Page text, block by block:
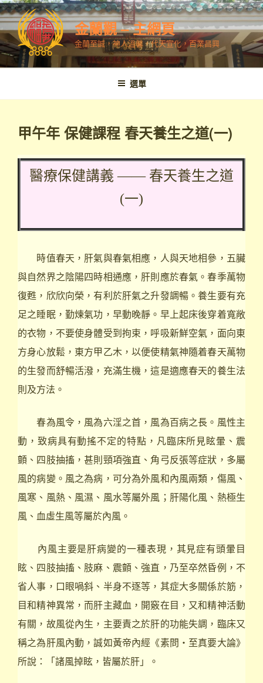
跳
至
內
容
金蘭觀 – 主網頁
金蘭至誠，神人溫馨，代天宣化，百業昌興
選單
甲午年 保健課程 春天養生之道(一)
醫療保健講義 —— 春天養生之道
(一)
時值春天，肝氣與春氣相應，人與天地相參，五臟
與自然界之陰陽四時相通應，肝則應於春氣。春季萬物
復甦，欣欣向榮，有利於肝氣之升發調暢。養生要有充
足之睡眠，勤煉氣功，早動晚靜。早上起床後穿着寬敞
的衣物，不要使身體受到拘束，呼吸新鮮空氣，面向東
方身心放鬆，東方甲乙木，以便使精氣神隨着春天萬物
的生發而舒暢活潑，充滿生機，這是適應春天的養生法
則及方法。
春為風令，風為六淫之首，風為百病之長。風性主
動，致病具有動搖不定的特點，凡臨床所見眩暈、震
顫、四肢抽搐，甚則頸項強直、角弓反張等症狀，多屬
風的病變。風之為病，可分為外風和內風兩類，傷風、
風寒、風熱、風濕、風水等屬外風；肝陽化風、熱極生
風、血虛生風等屬於內風。
內風主要是肝病變的一種表現，其見症有頭暈目
眩、四肢抽搐、肢麻、震顫、強直，乃至卒然昏例，不
省人事，口眼喎斜、半身不逐等，其症大多關係於筋，
目和精神異常，而肝主藏血，開竅在目，又和精神活動
有關，故風從內生，主要責之於肝的功能失調，臨床又
稱之為肝風內動，誠如黃帝內經《素問‧至真要大論》
所說：「諸風掉眩，皆屬於肝」。